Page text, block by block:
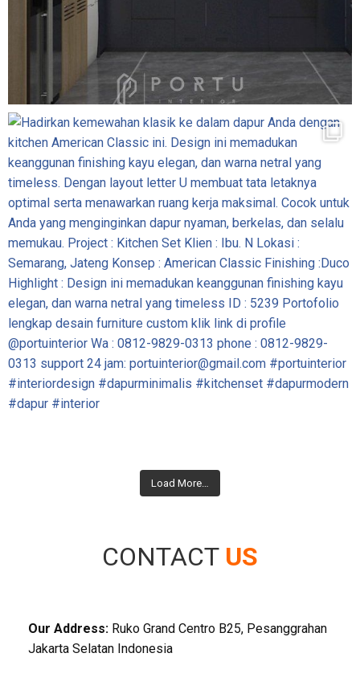
Load More…
CONTACT US
Our Address: Ruko Grand Centro B25, Pesanggrahan
Jakarta Selatan Indonesia